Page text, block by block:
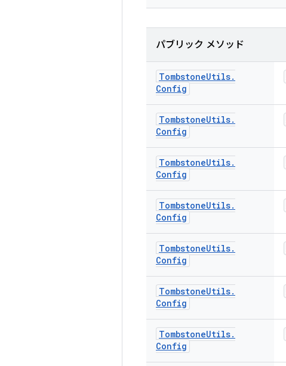
パブリック メソッド
TombstoneUtils.
Config
TombstoneUtils.
Config
TombstoneUtils.
Config
TombstoneUtils.
Config
TombstoneUtils.
Config
TombstoneUtils.
Config
TombstoneUtils.
Config